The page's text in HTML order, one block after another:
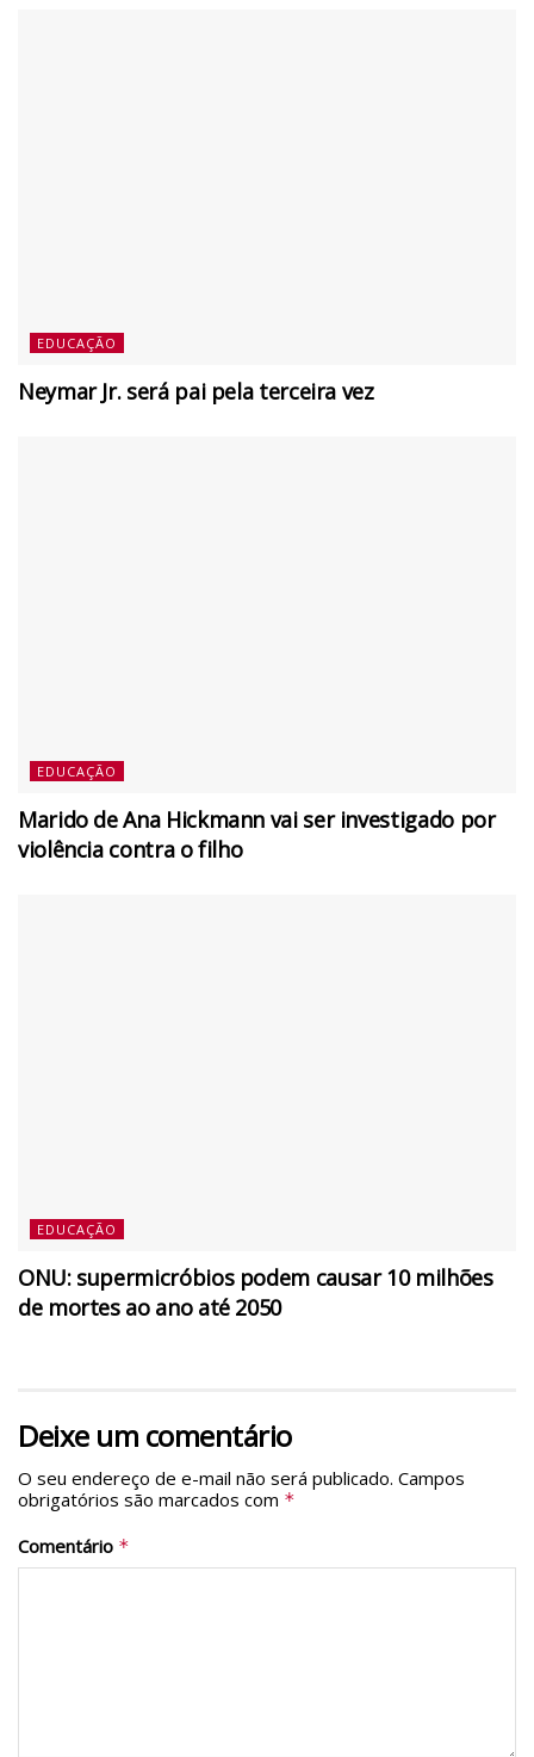
EDUCAÇÃO
Neymar Jr. será pai pela terceira vez
EDUCAÇÃO
Marido de Ana Hickmann vai ser investigado por
violência contra o filho
EDUCAÇÃO
ONU: supermicróbios podem causar 10 milhões
de mortes ao ano até 2050
Deixe um comentário
O seu endereço de e-mail não será publicado. Campos
obrigatórios são marcados com *
Comentário *